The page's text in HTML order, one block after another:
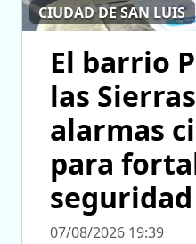
CIUDAD DE SAN LUIS
El barrio
las
alarmas
para
07/08/2026 19:39